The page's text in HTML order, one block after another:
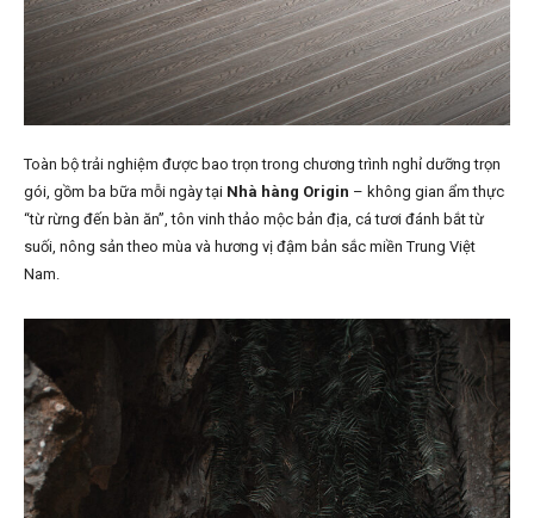
Toàn bộ trải nghiệm được bao trọn trong chương trình nghỉ dưỡng trọn
gói, gồm ba bữa mỗi ngày tại Nhà hàng Origin – không gian ẩm thực
“từ rừng đến bàn ăn”, tôn vinh thảo mộc bản địa, cá tươi đánh bắt từ
suối, nông sản theo mùa và hương vị đậm bản sắc miền Trung Việt
Nam.